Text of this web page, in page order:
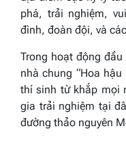
phá, trải nghiệm,
đình, đoàn đội, và
Trong hoạt động
nhà chung “Hoa
thí sinh từ khắp mọi
gia trải nghiệm tại
đường thảo nguyên